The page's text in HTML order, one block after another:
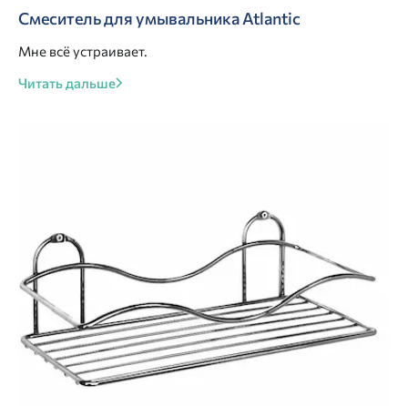
Смеситель для умывальника Atlantic
Мне всё устраивает.
Читать дальше